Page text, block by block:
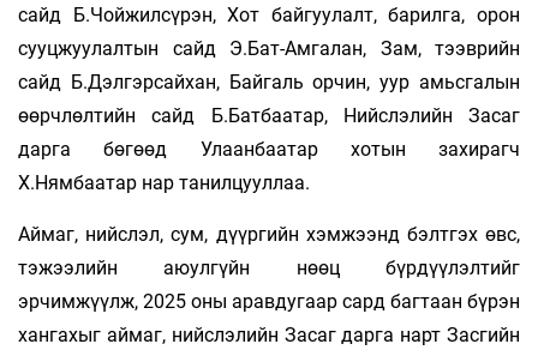
сайд Б.Чойжилсүрэн, Хот байгуулалт, барилга, орон
сууцжуулалтын сайд Э.Бат-Амгалан, Зам, тээврийн
сайд Б.Дэлгэрсайхан, Байгаль орчин, уур амьсгалын
өөрчлөлтийн сайд Б.Батбаатар, Нийслэлийн Засаг
дарга бөгөөд Улаанбаатар хотын захирагч
Х.Нямбаатар нар танилцууллаа.
Аймаг, нийслэл, сум, дүүргийн хэмжээнд бэлтгэх өвс,
тэжээлийн аюулгүйн нөөц бүрдүүлэлтийг
эрчимжүүлж, 2025 оны аравдугаар сард багтаан бүрэн
хангахыг аймаг, нийслэлийн Засаг дарга нарт Засгийн